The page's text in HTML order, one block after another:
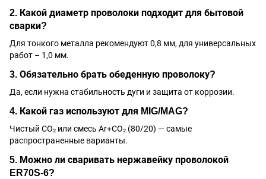
2. Какой диаметр проволоки подходит для бытовой
сварки?
Для тонкого металла рекомендуют 0,8 мм, для универсальных
работ – 1,0 мм.
3. Обязательно брать обеденную проволоку?
Да, если нужна стабильность дуги и защита от коррозии.
4. Какой газ используют для MIG/MAG?
Чистый CO₂ или смесь Ar+CO₂ (80/20) — самые
распространенные варианты.
5. Можно ли сваривать нержавейку проволокой
ER70S-6?